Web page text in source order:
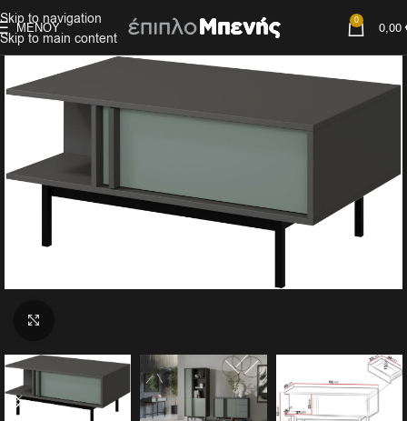
Skip to navigation
Skip to main content
ΜΕΝΟΎ 0 0,00